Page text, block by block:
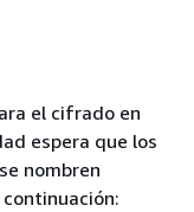
el cifrado en
espera que los
nombren